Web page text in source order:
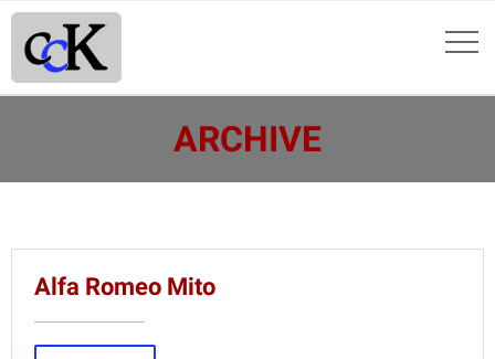
ARCHIVE
Alfa Romeo Mito